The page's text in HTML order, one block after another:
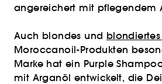
angereichert mit pflegendem
Auch blondes und
Moroccanoil-Produkten
Marke hat ein Purple
mit Arganöl entwickelt, die